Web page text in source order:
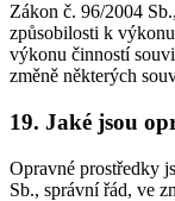
Zákon č. 96/2004
způsobilosti k
výkonu činností
změně některých
19. Jaké jsou
Opravné prostředky
Sb., správní řád, ve